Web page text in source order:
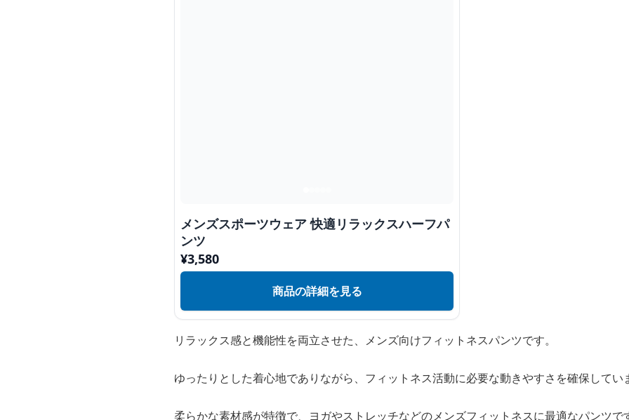
メンズスポーツウェア 快適リラックスハーフパ
ンツ
¥3,580
商品の詳細を見る
リラックス感と機能性を両立させた、メンズ向けフィットネスパンツです。
ゆったりとした着心地でありながら、フィットネス活動に必要な動きやすさを確保してい
柔らかな素材感が特徴で、ヨガやストレッチなどのメンズフィットネスに最適なパンツで